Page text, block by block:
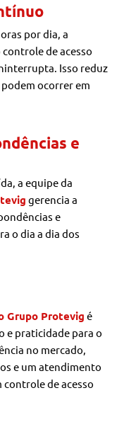
por dia, a
de acesso
Isso reduz
ocorrer em
e
a equipe da
gerencia a
e
o dia a dia dos
Grupo Protevig é
e praticidade para o
no mercado,
e um atendimento
de acesso